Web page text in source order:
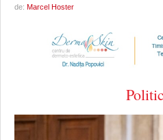
de: Marcel Hoster